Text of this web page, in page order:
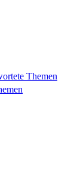
Themen